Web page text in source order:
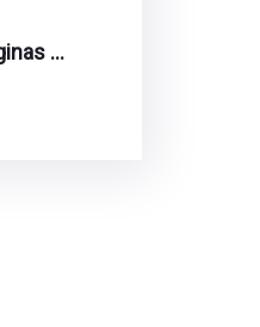
Diseño De Páginas Web. Esto Debe Tener Un Sitio Exitoso.